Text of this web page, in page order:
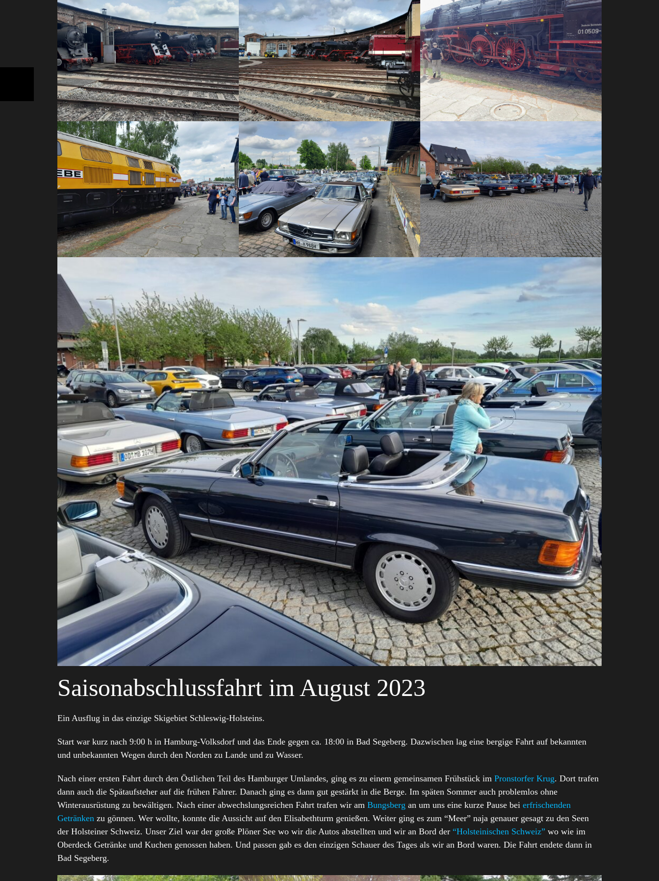
Saisonabschlussfahrt im August 2023
Ein Ausflug in das einzige Skigebiet Schleswig-Holsteins.
Start war kurz nach 9:00 h in Hamburg-Volksdorf und das Ende gegen ca. 18:00 in Bad Segeberg. Dazwischen lag eine bergige Fahrt auf bekannten
und unbekannten Wegen durch den Norden zu Lande und zu Wasser.
Nach einer ersten Fahrt durch den Östlichen Teil des Hamburger Umlandes, ging es zu einem gemeinsamen Frühstück im Pronstorfer Krug. Dort trafen
dann auch die Spätaufsteher auf die frühen Fahrer. Danach ging es dann gut gestärkt in die Berge. Im späten Sommer auch problemlos ohne
Winterausrüstung zu bewältigen. Nach einer abwechslungsreichen Fahrt trafen wir am Bungsberg an um uns eine kurze Pause bei erfrischenden
Getränken zu gönnen. Wer wollte, konnte die Aussicht auf den Elisabethturm genießen. Weiter ging es zum “Meer” naja genauer gesagt zu den Seen
der Holsteiner Schweiz. Unser Ziel war der große Plöner See wo wir die Autos abstellten und wir an Bord der “Holsteinischen Schweiz” wo wie im
Oberdeck Getränke und Kuchen genossen haben. Und passen gab es den einzigen Schauer des Tages als wir an Bord waren. Die Fahrt endete dann in
Bad Segeberg.